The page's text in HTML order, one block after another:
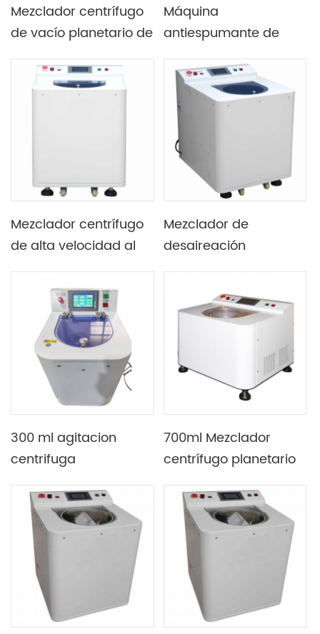
Mezclador centrífugo
de vacío planetario de
de transición de 300
ml a 150 ml
Máquina
antiespumante de
mezclador de
gravedad planetaria
900ML
Mezclador centrífugo
de alta velocidad al
de 900 ml
Mezclador de
desaireación
al vacío de laboratorio
de 300 ml con dos
contenedores
300 ml agitacion
centrifuga
máquina Con dos
contenedores
700ml Mezclador
centrífugo planetario
con relación de
velocidad fija